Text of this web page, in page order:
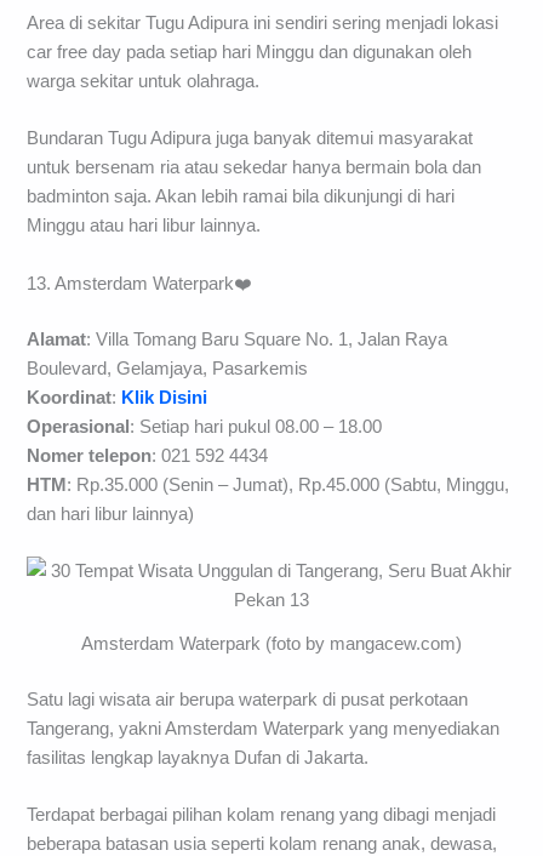
Area di sekitar Tugu Adipura ini sendiri sering menjadi lokasi
car free day pada setiap hari Minggu dan digunakan oleh
warga sekitar untuk olahraga.
Bundaran Tugu Adipura juga banyak ditemui masyarakat
untuk bersenam ria atau sekedar hanya bermain bola dan
badminton saja. Akan lebih ramai bila dikunjungi di hari
Minggu atau hari libur lainnya.
13. Amsterdam Waterpark❤️
Alamat: Villa Tomang Baru Square No. 1, Jalan Raya
Boulevard, Gelamjaya, Pasarkemis
Koordinat: Klik Disini
Operasional : Setiap hari pukul 08.00 – 18.00
Nomer telepon: 021 592 4434
HTM : Rp.35.000 (Senin – Jumat), Rp.45.000 (Sabtu, Minggu,
dan hari libur lainnya)
Amsterdam Waterpark (foto by mangacew.com)
Satu lagi wisata air berupa waterpark di pusat perkotaan
Tangerang, yakni Amsterdam Waterpark yang menyediakan
fasilitas lengkap layaknya Dufan di Jakarta.
Terdapat berbagai pilihan kolam renang yang dibagi menjadi
beberapa batasan usia seperti kolam renang anak, dewasa,